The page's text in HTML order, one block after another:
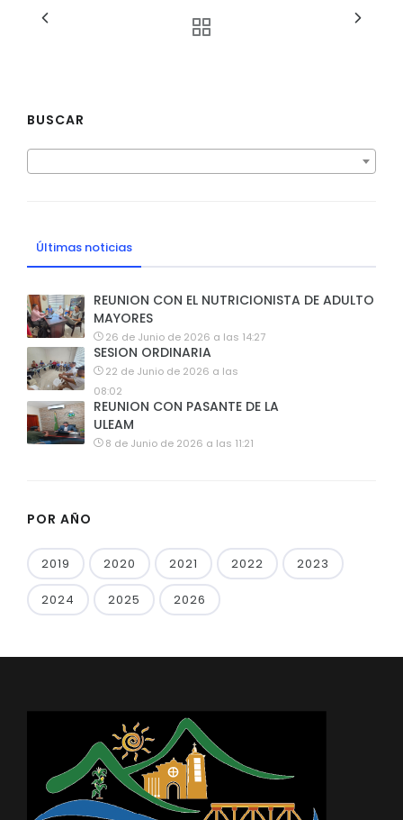
BUSCAR
Últimas noticias
REUNION CON EL NUTRICIONISTA DE ADULTO
MAYORES
26 de Junio de 2026 a las 14:27
SESION ORDINARIA
22 de Junio de 2026 a las
08:02
REUNION CON PASANTE DE LA
ULEAM
8 de Junio de 2026 a las 11:21
POR AÑO
2019 2020 2021 2022 2023
2024 2025 2026